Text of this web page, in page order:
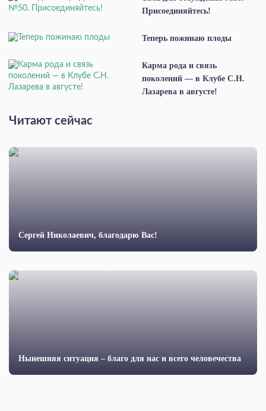
Присоединяйтесь!
Теперь пожинаю плоды
Карма рода и связь
поколений — в Клубе С.Н.
Лазарева в августе!
Читают сейчас
Сергей Николаевич, благодарю Вас!
Нынешняя ситуация – благо для нас и всего человечества